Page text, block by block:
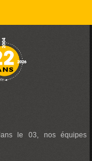
le 03, nos équipes